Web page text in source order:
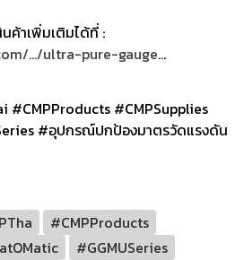
ค้าเพิ่มเติมได้ที่ :
.../ultra-pure-gauge...
#CMPProducts #CMPSupplies
#อุปกรณ์ปกป้องมาตรวัดแรงดัน
#CMPProducts
#GGMUSeries